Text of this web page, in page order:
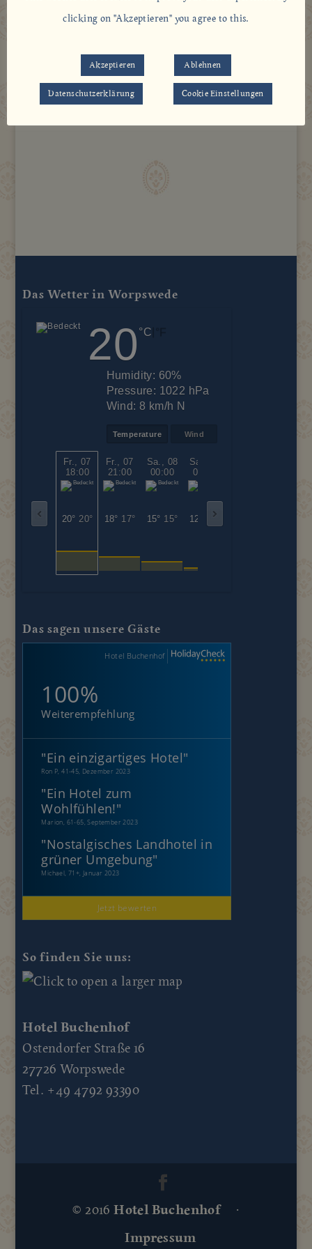
Book online here
Das Wetter in Worpswede
20 °C
Humidity: 60%
Pressure: 1022 hPa
Wind:8 km/h N
Temperature Wind
Fr., 07
18:00
20° 20°
Fr., 07
21:00
18° 17°
Sa., 08
00:00
15° 15°
Sa., 08
03:00
12° 12°
Das sagen unsere Gäste
Hotel Buchenhof
100%
Weiterempfehlung
"Ein einzigartiges Hotel"
Ron P, 41-45, Dezember 2023
"Ein Hotel zum
Wohlfühlen!"
Marion, 61-65, September 2023
"Nostalgisches Landhotel in
grüner Umgebung"
Michael, 71+, Januar 2023
Jetzt bewerten
So finden Sie uns:
Hotel Buchenhof
Ostendorfer Straße 16
27726 Worpswede
Tel. +49 4792 93390
© 2016Hotel Buchenhof·
Impressum
clicking on "Akzeptieren" you agree to this.
Akzeptieren Ablehnen
Datenschutzerklärung Cookie Einstellungen